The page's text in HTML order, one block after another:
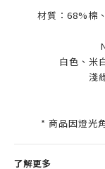
材質：68%棉
白色、米
淺
* 商品因燈光
了解更多